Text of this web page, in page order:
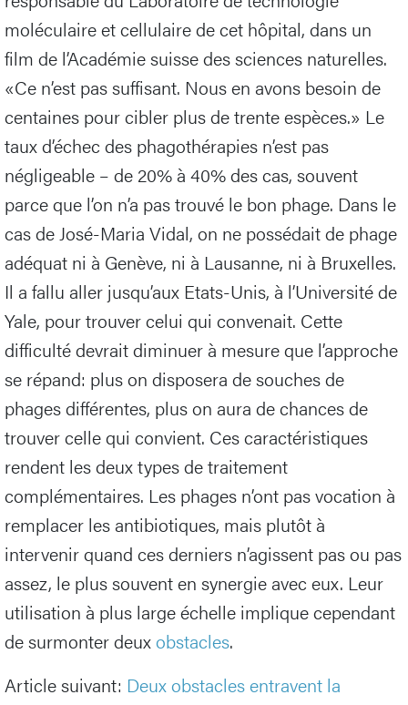
moléculaire et cellulaire de cet hôpital, dans un
film de l’Académie suisse des sciences naturelles.
«Ce n’est pas suffisant. Nous en avons besoin de
centaines pour cibler plus de trente espèces.» Le
taux d’échec des phagothérapies n’est pas
négligeable – de 20% à 40% des cas, souvent
parce que l’on n’a pas trouvé le bon phage. Dans le
cas de José-Maria Vidal, on ne possédait de phage
adéquat ni à Genève, ni à Lausanne, ni à Bruxelles.
Il a fallu aller jusqu’aux Etats-Unis, à l’Université de
Yale, pour trouver celui qui convenait. Cette
difficulté devrait diminuer à mesure que l’approche
se répand: plus on disposera de souches de
phages différentes, plus on aura de chances de
trouver celle qui convient. Ces caractéristiques
rendent les deux types de traitement
complémentaires. Les phages n’ont pas vocation à
remplacer les antibiotiques, mais plutôt à
intervenir quand ces derniers n’agissent pas ou pas
assez, le plus souvent en synergie avec eux. Leur
utilisation à plus large échelle implique cependant
de surmonter deuxobstacles.
Article suivant: Deux obstacles entravent la